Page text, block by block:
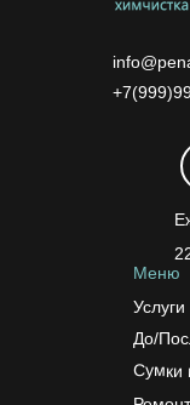
Меню
Услуги
До/
Сумки